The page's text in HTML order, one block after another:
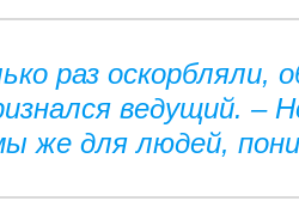
раз
ведущий. –
же для людей,